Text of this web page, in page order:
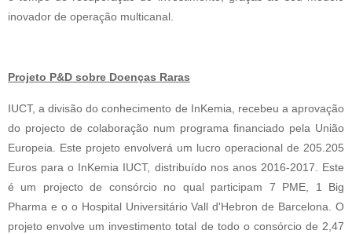
inovador de operação multicanal.
Projeto P&D sobre Doenças Raras
IUCT, a divisão do conhecimento de InKemia, recebeu a aprovação
do projecto de colaboração num programa financiado pela União
Europeia. Este projeto envolverá um lucro operacional de 205.205
Euros para o InKemia IUCT, distribuído nos anos 2016-2017. Este
é um projecto de consórcio no qual participam 7 PME, 1 Big
Pharma e o o Hospital Universitário Vall d'Hebron de Barcelona. O
projeto envolve um investimento total de todo o consórcio de 2,47